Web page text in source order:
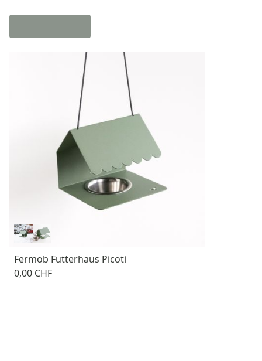
Fermob Futterhaus Picoti
0,00 CHF